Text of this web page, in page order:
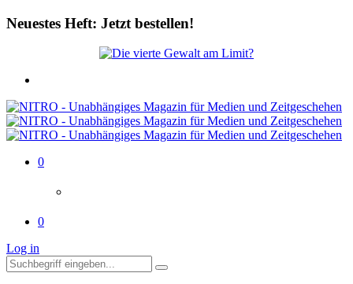
Neuestes Heft: Jetzt bestellen!
0
0
Log in